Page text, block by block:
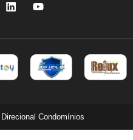
Condomínios